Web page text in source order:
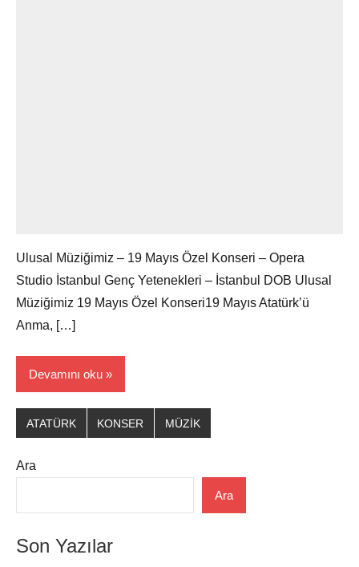
Ulusal Müziğimiz – 19 Mayıs Özel Konseri – Opera
Studio İstanbul Genç Yetenekleri – İstanbul DOB Ulusal
Müziğimiz 19 Mayıs Özel Konseri19 Mayıs Atatürk’ü
Anma, […]
Devamını oku
ATATÜRK KONSER MÜZİK
Ara
Ara
Son Yazılar